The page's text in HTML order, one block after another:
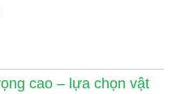
cao – lựa chọn vật